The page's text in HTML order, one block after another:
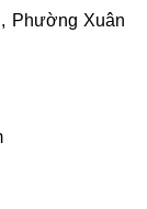
Phường Xuân